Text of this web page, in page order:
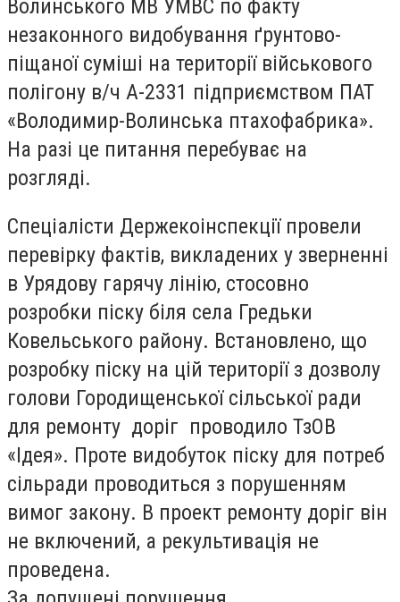
Волинського МВ УМВС по факту
незаконного видобування ґрунтово-
піщаної суміші на території військового
полігону в/ч А-2331 підприємством ПАТ
«Володимир-Волинська птахофабрика».
На разі це питання перебуває на
розгляді.
Спеціалісти Держекоінспекції провели
перевірку фактів, викладених у зверненні
в Урядову гарячу лінію, стосовно
розробки піску біля села Гредьки
Ковельського району. Встановлено, що
розробку піску на цій території з дозволу
голови Городищенської сільської ради
для ремонту доріг проводило ТзОВ
«Ідея». Проте видобуток піску для потреб
сільради проводиться з порушенням
вимог закону. В проект ремонту доріг він
не включений, а рекультивація не
проведена.